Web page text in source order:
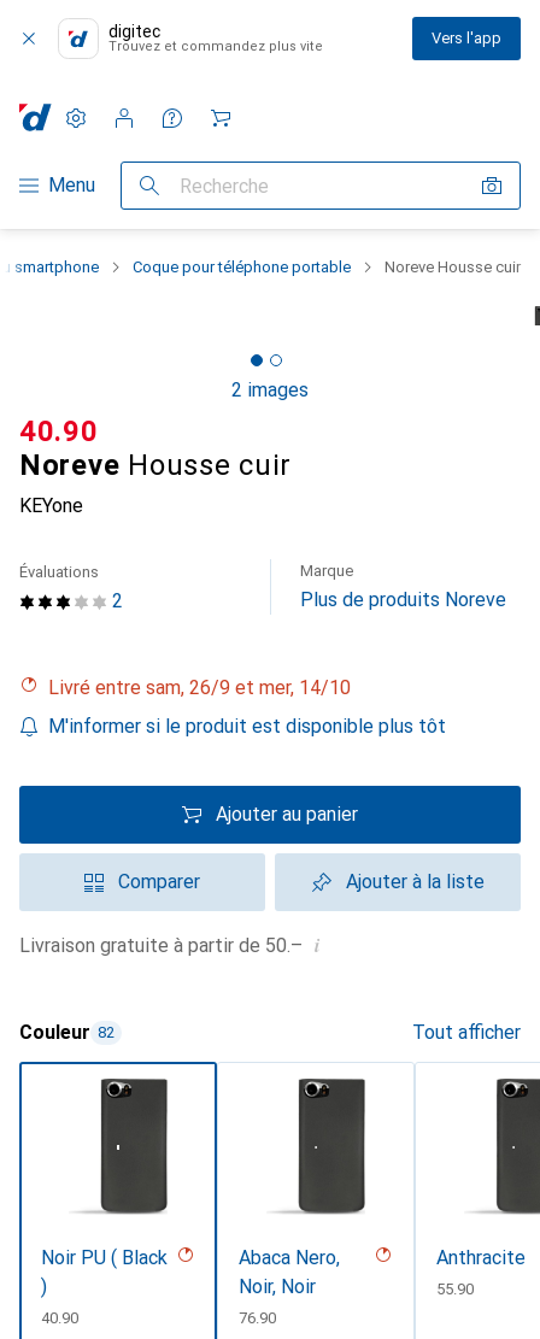
digitec
Trouvez et commandez plus vite Vers l'app
Navigation par catégorie
Menu Recherche
Paramètres
Compte client
Listes de comparaison
Listes d'envies
Panier
smartphone Coque pour téléphone portable Noreve Housse cuir
2 images
Noreve Housse cuir
KEYone
CHF
40.90
2
Évaluations Marque
Plus de produits Noreve
Livré entre sam, 26/9 et mer, 14/10
M'informer si le produit est disponible plus tôt
Ajouter au panier
Comparer Ajouter à la liste
Livraison gratuite à partir de 50.– i
Couleur 82 Tout afficher
Noir PU ( Black
)
CHF
40.90
Abaca Nero,
Noir, Noir
CHF
76.90
Anthracite
CHF
55.90